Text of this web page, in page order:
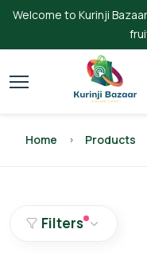
Welcome to Kurinji
Home Products
Filters